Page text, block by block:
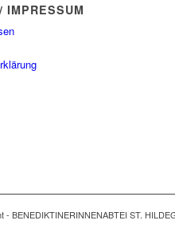
IMPRESSUM
- BENEDIKTINERINNENABTEI ST.